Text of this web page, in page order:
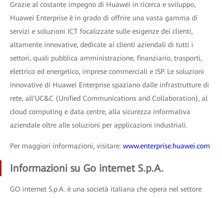
Grazie al costante impegno di Huawei in ricerca e sviluppo,
Huawei Enterprise è in grado di offrire una vasta gamma di
servizi e soluzioni ICT focalizzate sulle esigenze dei clienti,
altamente innovative, dedicate ai clienti aziendali di tutti i
settori, quali pubblica amministrazione, finanziario, trasporti,
elettrico ed energetico, imprese commerciali e ISP. Le soluzioni
innovative di Huawei Enterprise spaziano dalle infrastrutture di
rete, all'UC&C (Unified Communications and Collaboration), al
cloud computing e data centre, alla sicurezza informativa
aziendale oltre alle soluzioni per applicazioni industriali.
Per maggiori informazioni, visitare: www.enterprise.huawei.com
Informazioni su Go internet S.p.A.
GO internet S.p.A. è una società italiana che opera nel settore